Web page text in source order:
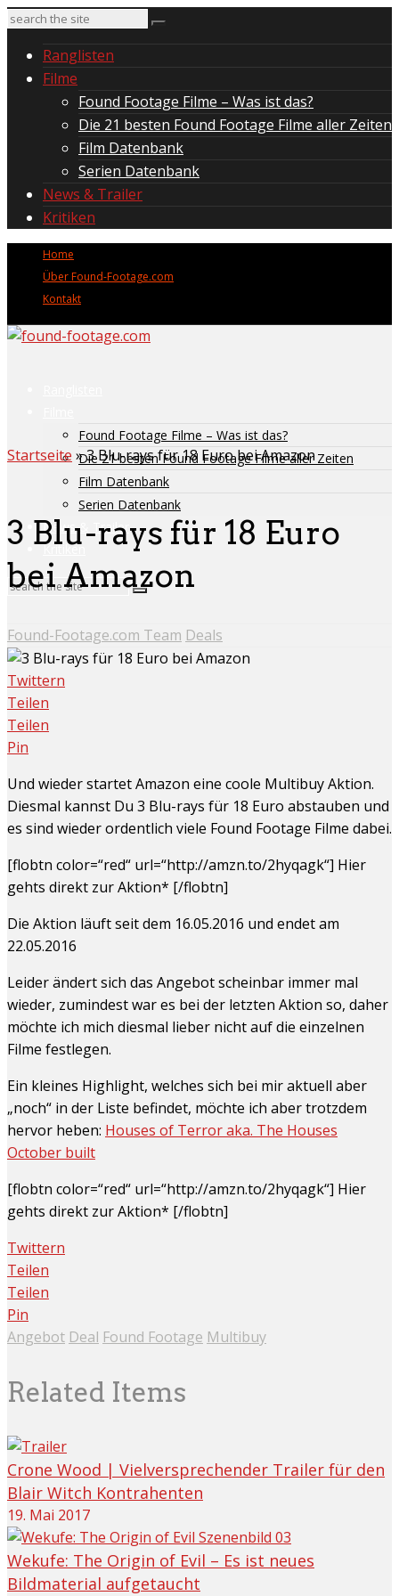
Ranglisten
Filme
Found Footage Filme – Was ist das?
Die 21 besten Found Footage Filme aller Zeiten
Film Datenbank
Serien Datenbank
News & Trailer
Kritiken
Home
Über Found-Footage.com
Kontakt
Found Footage Filme – Was ist das?
Die 21 besten Found Footage Filme aller Zeiten
Film Datenbank
Serien Datenbank
News & Trailer
Kritiken
Startseite »3 Blu-rays für 18 Euro bei Amazon
3 Blu-rays für 18 Euro
bei Amazon
Found-Footage.com Team Deals
Twittern
Teilen
Teilen
Pin
Und wieder startet Amazon eine coole Multibuy Aktion.
Diesmal kannst Du 3 Blu-rays für 18 Euro abstauben und
es sind wieder ordentlich viele Found Footage Filme dabei.
[flobtn color=“red“ url=“http://amzn.to/2hyqagk“] Hier
gehts direkt zur Aktion* [/flobtn]
Die Aktion läuft seit dem 16.05.2016 und endet am
22.05.2016
Leider ändert sich das Angebot scheinbar immer mal
wieder, zumindest war es bei der letzten Aktion so, daher
möchte ich mich diesmal lieber nicht auf die einzelnen
Filme festlegen.
Ein kleines Highlight, welches sich bei mir aktuell aber
„noch“ in der Liste befindet, möchte ich aber trotzdem
hervor heben: Houses of Terror aka. The Houses
October built
[flobtn color=“red“ url=“http://amzn.to/2hyqagk“] Hier
gehts direkt zur Aktion* [/flobtn]
Twittern
Teilen
Teilen
Pin
Angebot Deal Found Footage Multibuy
Related Items
Crone Wood | Vielversprechender Trailer für den
Blair Witch Kontrahenten
19. Mai 2017
Wekufe: The Origin of Evil – Es ist neues
Bildmaterial aufgetaucht